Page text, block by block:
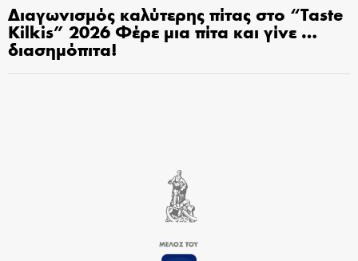
Διαγωνισμός καλύτερης πίτας στο “Taste
Kilkis” 2026 Φέρε μια πίτα και γίνε …
διασημόπιτα!